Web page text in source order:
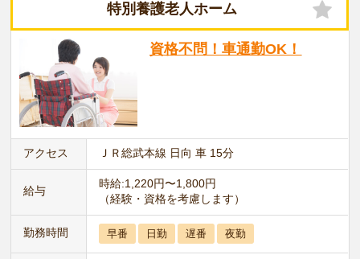
特別養護老人ホーム
資格不問！車通勤OK！
アクセス ＪＲ総武本線 日向 車 15分
給与
時給:1,220円〜1,800円
（経験・資格を考慮します）
勤務時間 早番 日勤 遅番 夜勤